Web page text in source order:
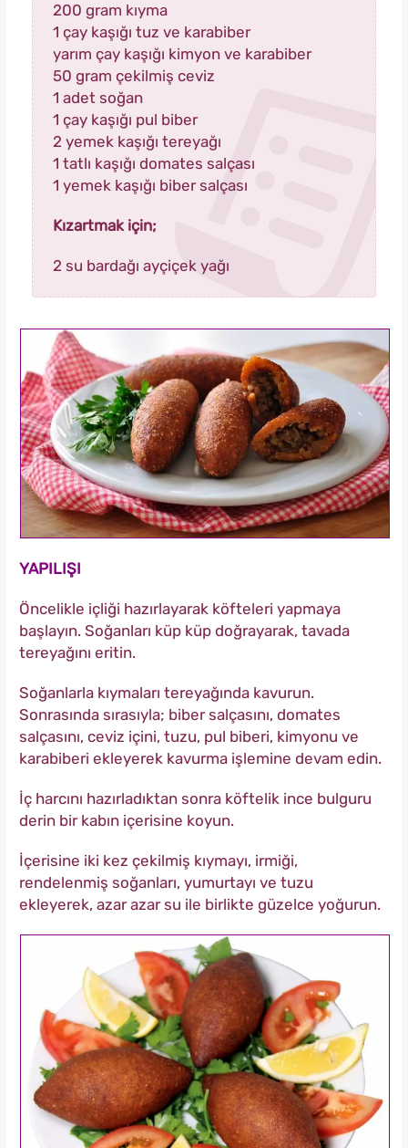
200 gram kıyma
1 çay kaşığı tuz ve karabiber
yarım çay kaşığı kimyon ve karabiber
50 gram çekilmiş ceviz
1 adet soğan
1 çay kaşığı pul biber
2 yemek kaşığı tereyağı
1 tatlı kaşığı domates salçası
1 yemek kaşığı biber salçası
Kızartmak için;
2 su bardağı ayçiçek yağı
YAPILIŞI
Öncelikle içliği hazırlayarak köfteleri yapmaya
başlayın. Soğanları küp küp doğrayarak, tavada
tereyağını eritin.
Soğanlarla kıymaları tereyağında kavurun.
Sonrasında sırasıyla; biber salçasını, domates
salçasını, ceviz içini, tuzu, pul biberi, kimyonu ve
karabiberi ekleyerek kavurma işlemine devam edin.
İç harcını hazırladıktan sonra köftelik ince bulguru
derin bir kabın içerisine koyun.
İçerisine iki kez çekilmiş kıymayı, irmiği,
rendelenmiş soğanları, yumurtayı ve tuzu
ekleyerek, azar azar su ile birlikte güzelce yoğurun.